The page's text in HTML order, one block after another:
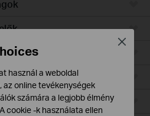
használ a weboldal
az online tevékenységek
számára a legjobb élmény
cookie -k használata ellen
Close